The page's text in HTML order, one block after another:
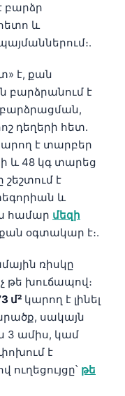
բարձր
և
է, քան
բարձրանում է
դեղերի հետ.
է տարբեր
և 48 կգ տարեց
շեշտում է
և
համար մեզի
օգտակար է։.
ռիսկը
թե խուճապով։
մ² կարող է լինել
սակայն
3 ամիս, կամ
է
ուղեցույցը՝ թե